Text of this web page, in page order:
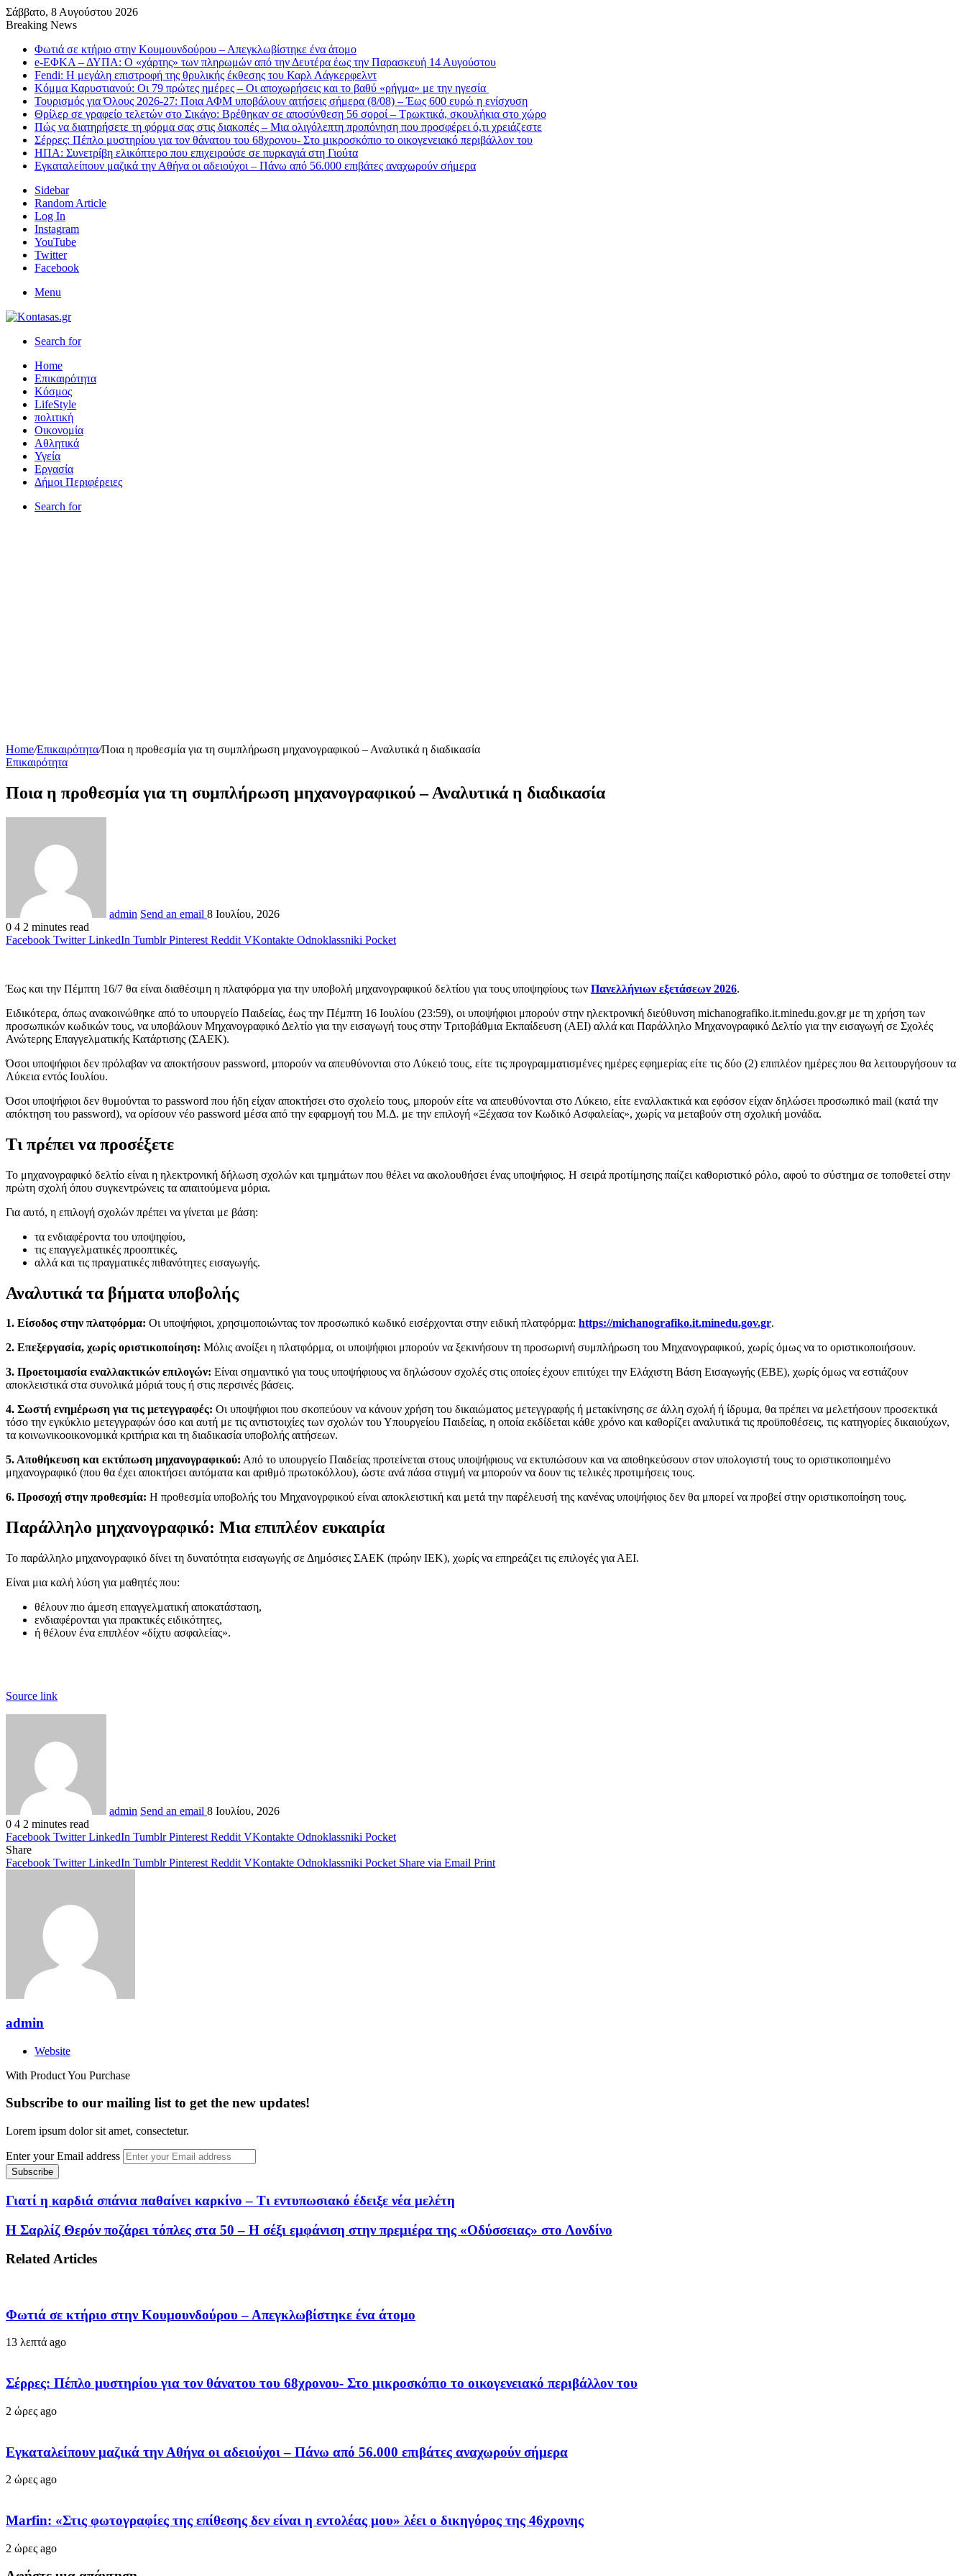
Σάββατο, 8 Αυγούστου 2026
Breaking News
Φωτιά σε κτήριο στην Κουμουνδούρου – Απεγκλωβίστηκε ένα άτομο
e-ΕΦΚΑ – ΔΥΠΑ: Ο «χάρτης» των πληρωμών από την Δευτέρα έως την Παρασκευή 14 Αυγούστου
Fendi: Η μεγάλη επιστροφή της θρυλικής έκθεσης του Καρλ Λάγκερφελντ
Κόμμα Καρυστιανού: Οι 79 πρώτες ημέρες – Οι αποχωρήσεις και το βαθύ «ρήγμα» με την ηγεσία
Τουρισμός για Όλους 2026-27: Ποια ΑΦΜ υποβάλουν αιτήσεις σήμερα (8/08) – Έως 600 ευρώ η ενίσχυση
Θρίλερ σε γραφείο τελετών στο Σικάγο: Βρέθηκαν σε αποσύνθεση 56 σοροί – Τρωκτικά, σκουλήκια στο χώρο
Πώς να διατηρήσετε τη φόρμα σας στις διακοπές – Μια ολιγόλεπτη προπόνηση που προσφέρει ό,τι χρειάζεστε
Σέρρες: Πέπλο μυστηρίου για τον θάνατου του 68χρονου- Στο μικροσκόπιο το οικογενειακό περιβάλλον του
ΗΠΑ: Συνετρίβη ελικόπτερο που επιχειρούσε σε πυρκαγιά στη Γιούτα
Εγκαταλείπουν μαζικά την Αθήνα οι αδειούχοι – Πάνω από 56.000 επιβάτες αναχωρούν σήμερα
Sidebar
Random Article
Log In
Instagram
YouTube
Twitter
Facebook
Menu
Search for
Home
Επικαιρότητα
Κόσμος
LifeStyle
πολιτική
Οικονομία
Αθλητικά
Υγεία
Εργασία
Δήμοι Περιφέρειες
Search for
Home/Επικαιρότητα/Ποια η προθεσμία για τη συμπλήρωση μηχανογραφικού – Αναλυτικά η διαδικασία
Επικαιρότητα
Ποια η προθεσμία για τη συμπλήρωση μηχανογραφικού – Αναλυτικά η διαδικασία
admin Send an email 8 Ιουλίου, 2026
0 4 2 minutes read
Facebook Twitter LinkedIn Tumblr Pinterest Reddit VKontakte Odnoklassniki Pocket
Έως και την Πέμπτη 16/7 θα είναι διαθέσιμη η πλατφόρμα για την υποβολή μηχανογραφικού δελτίου για τους υποψηφίους των Πανελλήνιων εξετάσεων 2026.
Ειδικότερα, όπως ανακοινώθηκε από το υπουργείο Παιδείας, έως την Πέμπτη 16 Ιουλίου (23:59), οι υποψήφιοι μπορούν στην ηλεκτρονική διεύθυνση michanografiko.it.minedu.gov.gr με τη χρήση των
προσωπικών κωδικών τους, να υποβάλουν Μηχανογραφικό Δελτίο για την εισαγωγή τους στην Τριτοβάθμια Εκπαίδευση (ΑΕΙ) αλλά και Παράλληλο Μηχανογραφικό Δελτίο για την εισαγωγή σε Σχολές
Ανώτερης Επαγγελματικής Κατάρτισης (ΣΑΕΚ).
Όσοι υποψήφιοι δεν πρόλαβαν να αποκτήσουν password, μπορούν να απευθύνονται στο Λύκειό τους, είτε τις προγραμματισμένες ημέρες εφημερίας είτε τις δύο (2) επιπλέον ημέρες που θα λειτουργήσουν τα
Λύκεια εντός Ιουλίου.
Όσοι υποψήφιοι δεν θυμούνται το password που ήδη είχαν αποκτήσει στο σχολείο τους, μπορούν είτε να απευθύνονται στο Λύκειο, είτε εναλλακτικά και εφόσον είχαν δηλώσει προσωπικό mail (κατά την
απόκτηση του password), να ορίσουν νέο password μέσα από την εφαρμογή του Μ.Δ. με την επιλογή «Ξέχασα τον Κωδικό Ασφαλείας», χωρίς να μεταβούν στη σχολική μονάδα.
Τι πρέπει να προσέξετε
Το μηχανογραφικό δελτίο είναι η ηλεκτρονική δήλωση σχολών και τμημάτων που θέλει να ακολουθήσει ένας υποψήφιος. Η σειρά προτίμησης παίζει καθοριστικό ρόλο, αφού το σύστημα σε τοποθετεί στην
πρώτη σχολή όπου συγκεντρώνεις τα απαιτούμενα μόρια.
Για αυτό, η επιλογή σχολών πρέπει να γίνεται με βάση:
τα ενδιαφέροντα του υποψηφίου,
τις επαγγελματικές προοπτικές,
αλλά και τις πραγματικές πιθανότητες εισαγωγής.
Αναλυτικά τα βήματα υποβολής
1. Είσοδος στην πλατφόρμα: Οι υποψήφιοι, χρησιμοποιώντας τον προσωπικό κωδικό εισέρχονται στην ειδική πλατφόρμα: https://michanografiko.it.minedu.gov.gr.
2. Επεξεργασία, χωρίς οριστικοποίηση: Mόλις ανοίξει η πλατφόρμα, οι υποψήφιοι μπορούν να ξεκινήσουν τη προσωρινή συμπλήρωση του Μηχανογραφικού, χωρίς όμως να το οριστικοποιήσουν.
3. Προετοιμασία εναλλακτικών επιλογών: Είναι σημαντικό για τους υποψήφιους να δηλώσουν σχολές στις οποίες έχουν επιτύχει την Ελάχιστη Βάση Εισαγωγής (ΕΒΕ), χωρίς όμως να εστιάζουν
αποκλειστικά στα συνολικά μόριά τους ή στις περσινές βάσεις.
4. Σωστή ενημέρωση για τις μετεγγραφές: Οι υποψήφιοι που σκοπεύουν να κάνουν χρήση του δικαιώματος μετεγγραφής ή μετακίνησης σε άλλη σχολή ή ίδρυμα, θα πρέπει να μελετήσουν προσεκτικά
τόσο την εγκύκλιο μετεγγραφών όσο και αυτή με τις αντιστοιχίες των σχολών του Υπουργείου Παιδείας, η οποία εκδίδεται κάθε χρόνο και καθορίζει αναλυτικά τις προϋποθέσεις, τις κατηγορίες δικαιούχων,
τα κοινωνικοοικονομικά κριτήρια και τη διαδικασία υποβολής αιτήσεων.
5. Αποθήκευση και εκτύπωση μηχανογραφικού: Από το υπουργείο Παιδείας προτείνεται στους υποψήφιους να εκτυπώσουν και να αποθηκεύσουν στον υπολογιστή τους το οριστικοποιημένο
μηχανογραφικό (που θα έχει αποκτήσει αυτόματα και αριθμό πρωτοκόλλου), ώστε ανά πάσα στιγμή να μπορούν να δουν τις τελικές προτιμήσεις τους.
6. Προσοχή στην προθεσμία: Η προθεσμία υποβολής του Μηχανογρφικού είναι αποκλειστική και μετά την παρέλευσή της κανένας υποψήφιος δεν θα μπορεί να προβεί στην οριστικοποίηση τους.
Παράλληλο μηχανογραφικό: Μια επιπλέον ευκαιρία
Το παράλληλο μηχανογραφικό δίνει τη δυνατότητα εισαγωγής σε Δημόσιες ΣΑΕΚ (πρώην ΙΕΚ), χωρίς να επηρεάζει τις επιλογές για ΑΕΙ.
Είναι μια καλή λύση για μαθητές που:
θέλουν πιο άμεση επαγγελματική αποκατάσταση,
ενδιαφέρονται για πρακτικές ειδικότητες,
ή θέλουν ένα επιπλέον «δίχτυ ασφαλείας».
Source link
admin Send an email 8 Ιουλίου, 2026
0 4 2 minutes read
Facebook Twitter LinkedIn Tumblr Pinterest Reddit VKontakte Odnoklassniki Pocket
Share
Facebook Twitter LinkedIn Tumblr Pinterest Reddit VKontakte Odnoklassniki Pocket Share via Email Print
admin
Website
With Product You Purchase
Subscribe to our mailing list to get the new updates!
Lorem ipsum dolor sit amet, consectetur.
Enter your Email address
Γιατί η καρδιά σπάνια παθαίνει καρκίνο – Τι εντυπωσιακό έδειξε νέα μελέτη
Η Σαρλίζ Θερόν ποζάρει τόπλες στα 50 – H σέξι εμφάνιση στην πρεμιέρα της «Οδύσσειας» στο Λονδίνο
Related Articles
Φωτιά σε κτήριο στην Κουμουνδούρου – Απεγκλωβίστηκε ένα άτομο
13 λεπτά ago
Σέρρες: Πέπλο μυστηρίου για τον θάνατου του 68χρονου- Στο μικροσκόπιο το οικογενειακό περιβάλλον του
2 ώρες ago
Εγκαταλείπουν μαζικά την Αθήνα οι αδειούχοι – Πάνω από 56.000 επιβάτες αναχωρούν σήμερα
2 ώρες ago
Marfin: «Στις φωτογραφίες της επίθεσης δεν είναι η εντολέας μου» λέει ο δικηγόρος της 46χρονης
2 ώρες ago